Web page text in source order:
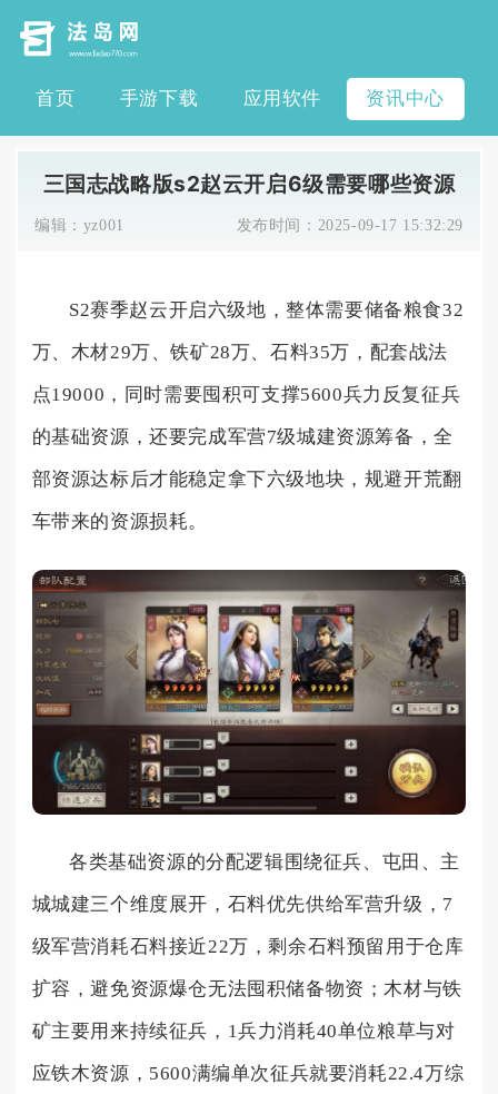
首页 手游下载 应用软件 资讯中心
三国志战略版s2赵云开启6级需要哪些资源
编辑： yz001 发布时间： 2025-09-17 15:32:29
S2赛季赵云开启六级地，整体需要储备粮食32
万、木材29万、铁矿28万、石料35万，配套战法
点19000，同时需要囤积可支撑5600兵力反复征兵
的基础资源，还要完成军营7级城建资源筹备，全
部资源达标后才能稳定拿下六级地块，规避开荒翻
车带来的资源损耗。
各类基础资源的分配逻辑围绕征兵、屯田、主
城城建三个维度展开，石料优先供给军营升级，7
级军营消耗石料接近22万，剩余石料预留用于仓库
扩容，避免资源爆仓无法囤积储备物资；木材与铁
矿主要用来持续征兵，1兵力消耗40单位粮草与对
应铁木资源，5600满编单次征兵就要消耗22.4万综